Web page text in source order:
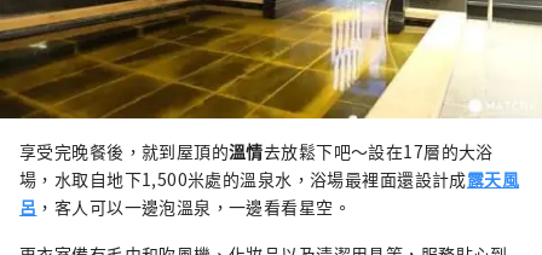
享受完晚餐後，就到屋頂的溫情去放鬆下吧～設在17層的大浴
場，水取自地下1,500米處的溫泉水，浴場最裡面還設計成露天風
呂 ，客人可以一邊泡溫泉，一邊看看星空。